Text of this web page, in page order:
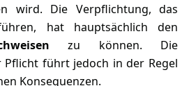
wird. Die Verpflichtung, das
hat hauptsächlich den
zu können. Die
führt jedoch in der Regel
Konsequenzen.